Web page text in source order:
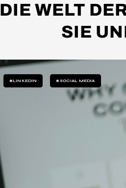
DIE WELT
SIE
#LINKEDIN #SOCIAL MEDIA